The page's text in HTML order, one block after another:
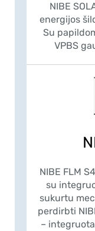
NIBE
energijos
Su
VPBS
NIBE FLM
su
sukurtu
perdirbti
–